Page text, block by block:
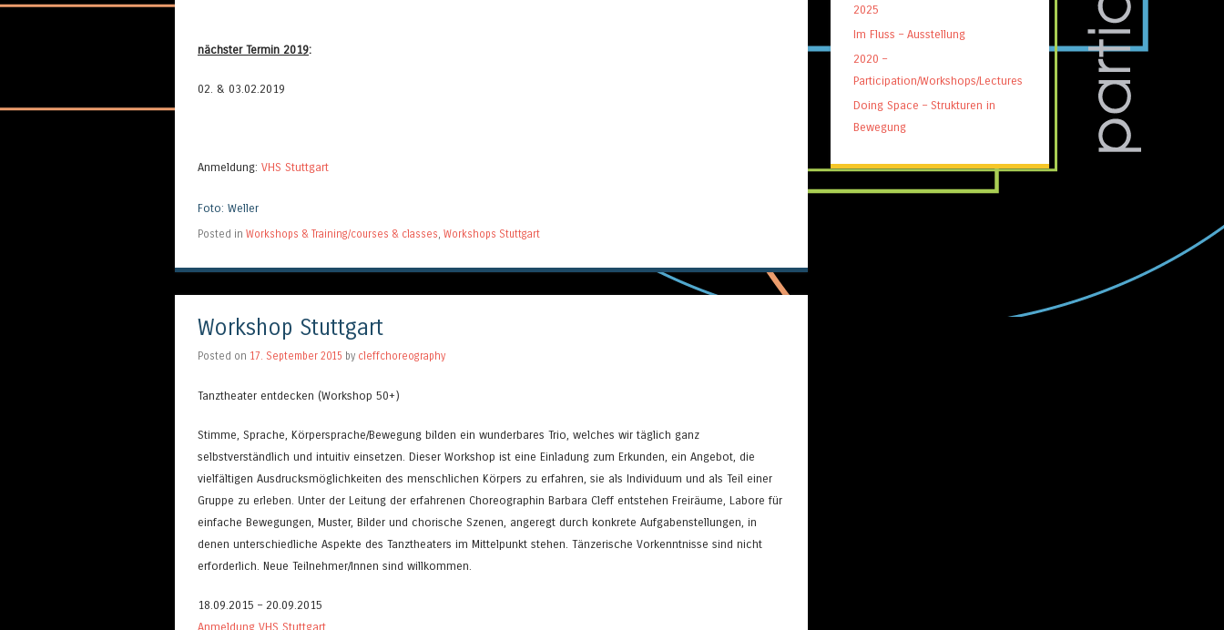
nächster Termin 2019:
02. & 03 .02.2019
Anmeldung: VHS Stuttgart
Foto: Weller
Posted in Workshops & Training/courses & classes, Workshops Stuttgart
Workshop Stuttgart
Posted on 17. September 2015 by cleffchoreography
Tanztheater entdecken (Workshop 50+)
Stimme, Sprache, Körpersprache/Bewegung bilden ein wunderbares Trio, welches wir täglich ganz
selbstverständlich und intuitiv einsetzen. Dieser Workshop ist eine Einladung zum Erkunden, ein Angebot, die
vielfältigen Ausdrucksmöglichkeiten des menschlichen Körpers zu erfahren, sie als Individuum und als Teil einer
Gruppe zu erleben. Unter der Leitung der erfahrenen Choreographin Barbara Cleff entstehen Freiräume, Labore für
einfache Bewegungen, Muster, Bilder und chorische Szenen, angeregt durch konkrete Aufgabenstellungen, in
denen unterschiedliche Aspekte des Tanztheaters im Mittelpunkt stehen. Tänzerische Vorkenntnisse sind nicht
erforderlich. Neue Teilnehmer/Innen sind willkommen.
18.09.2015 – 20.09.2015
Anmeldung VHS Stuttgart
2025
Im Fluss – Ausstellung
2020 –
Participation/Workshops/Lectures
Doing Space – Strukturen in
Bewegung